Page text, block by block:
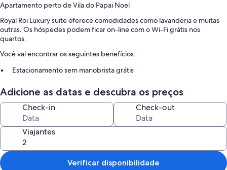
Apartamento perto de Vila do Papai Noel
Royal Roi Luxury suite oferece comodidades como lavanderia e muitas
outras. Os hóspedes podem ficar on-line com o Wi-Fi grátis nos
quartos.
Você vai encontrar os seguintes benefícios:
Estacionamento sem manobrista grátis
Áreas para não fumantes e armazenamento para bagagem
Características do quarto
Todos os quartos em Royal Roi Luxury suite possuem luxos como Wi-Fi
grátis e isolamento acústico.
As comodidades extras incluem:
Adicione as datas e descubra os preços
Check-in Check-out
Viajantes
Verificar disponibilidade